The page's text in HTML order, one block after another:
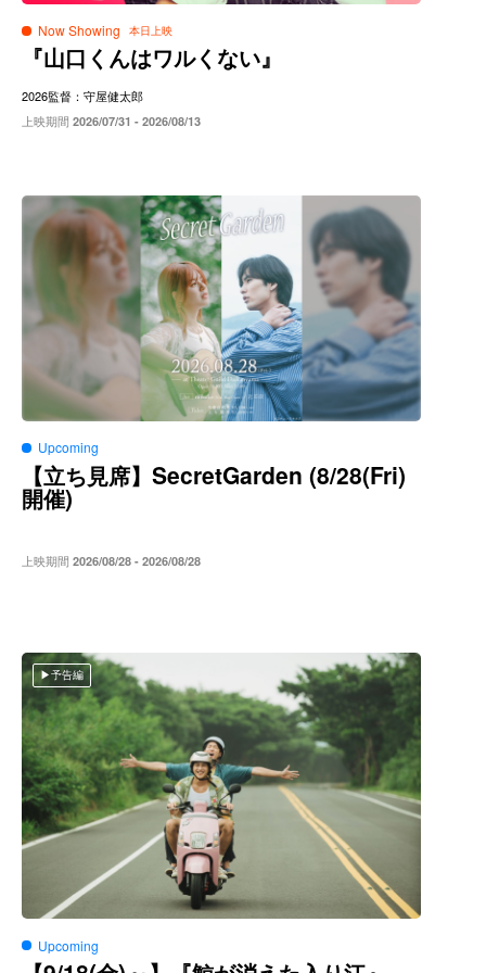
Now Showing
『山口くんはワルくない』
2026監督：守屋健太郎
上映期間 2026/07/31 - 2026/08/13
Upcoming
【立ち見席】 SecretGarden (8/28(Fri)
開催)
上映期間 2026/08/28 - 2026/08/28
予告編
Upcoming